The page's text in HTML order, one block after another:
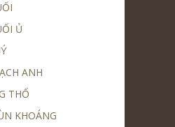
Ủ
ANH
THỔ
KHOÁNG